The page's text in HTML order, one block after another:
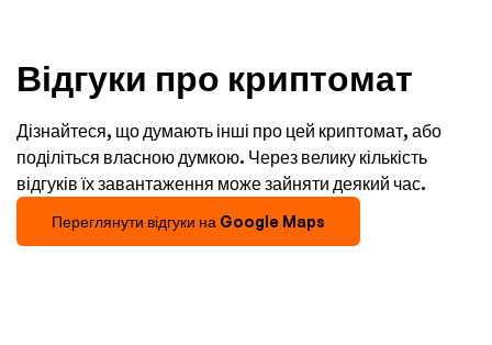
Відгуки про криптомат
Дізнайтеся, що думають інші про цей криптомат, або
поділіться власною думкою. Через велику кількість
відгуків їх завантаження може зайняти деякий час.
Переглянути відгуки на Google Maps